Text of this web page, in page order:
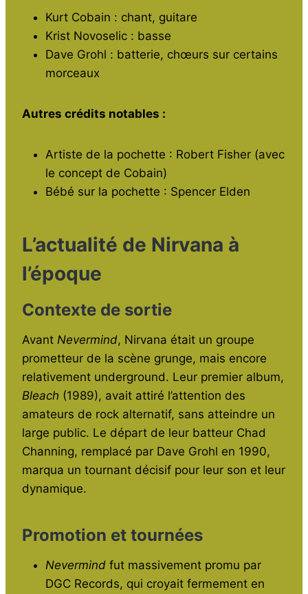
Kurt Cobain : chant, guitare
Krist Novoselic : basse
Dave Grohl : batterie, chœurs sur certains
morceaux
Autres crédits notables :
Artiste de la pochette : Robert Fisher (avec
le concept de Cobain)
Bébé sur la pochette : Spencer Elden
L’actualité de Nirvana à
l’époque
Contexte de sortie
Avant Nevermind, Nirvana était un groupe
prometteur de la scène grunge, mais encore
relativement underground. Leur premier album,
Bleach (1989), avait attiré l’attention des
amateurs de rock alternatif, sans atteindre un
large public. Le départ de leur batteur Chad
Channing, remplacé par Dave Grohl en 1990,
marqua un tournant décisif pour leur son et leur
dynamique.
Promotion et tournées
Nevermind fut massivement promu par
DGC Records, qui croyait fermement en